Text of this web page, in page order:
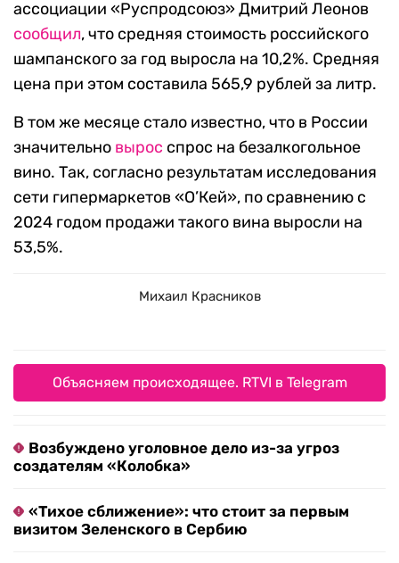
ассоциации «Руспродсоюз» Дмитрий Леонов
сообщил, что средняя стоимость российского
шампанского за год выросла на 10,2%. Средняя
цена при этом составила 565,9 рублей за литр.
В том же месяце стало известно, что в России
значительно вырос спрос на безалкогольное
вино. Так, согласно результатам исследования
сети гипермаркетов «О’Кей», по сравнению с
2024 годом продажи такого вина выросли на
53,5%.
Михаил Красников
Объясняем происходящее. RTVI в Telegram
Возбуждено уголовное дело из-за угроз
создателям «Колобка»
«Тихое сближение»: что стоит за первым
визитом Зеленского в Сербию